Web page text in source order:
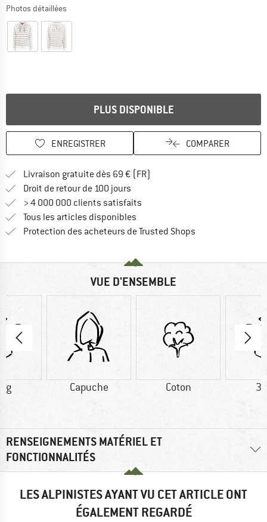
Photos détaillées
PLUS DISPONIBLE
ENREGISTRER COMPARER
Livraison gratuite dès 69 € (FR)
Droit de retour de 100 jours
> 4 000 000 clients satisfaits
Tous les articles disponibles
Protection des acheteurs de Trusted Shops
VUE D'ENSEMBLE
g Capuche Coton
RENSEIGNEMENTS MATÉRIEL ET
FONCTIONNALITÉS
LES ALPINISTES AYANT VU CET ARTICLE ONT
ÉGALEMENT REGARDÉ